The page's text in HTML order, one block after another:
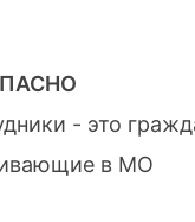
- это
в МО